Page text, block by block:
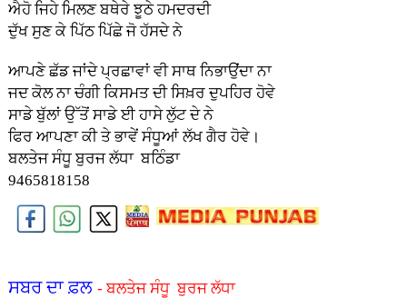
ਐਹੋ ਜਿਹੇ ਮਿਲਣ ਬਥੇਰੇ ਝੂਠੇ ਹਮਦਰਦੀ
ਦੁੱਖ ਸੁਣ ਕੇ ਪਿੱਠ ਪਿੱਛੇ ਜੋ ਹੱਸਦੇ ਨੇ
ਆਪਣੇ ਛੱਡ ਜਾਂਦੇ ਪ੍ਰਛਾਵਾਂ ਵੀ ਸਾਥ ਨਿਭਾਉਂਦਾ ਨਾ
ਜਦ ਕੋਲ ਨਾ ਚੰਗੀ ਕਿਸਮਤ ਦੀ ਸਿਖ਼ਰ ਦੁਪਹਿਰ ਹੋਵੇ
ਸਾਡੇ ਬੁੱਲਾਂ ਉੱਤੋਂ ਸਾਡੇ ਈ ਹਾਸੇ ਲੁੱਟ ਦੇ ਨੇ
ਫਿਰ ਆਪਣਾ ਕੀ ਤੇ ਭਾਵੇਂ ਸੰਧੂਆਂ ਲੱਖ ਗੈਰ ਹੋਵੇ।
ਬਲਤੇਜ ਸੰਧੂ ਬੁਰਜ ਲੱਧਾ ਬਠਿੰਡਾ
9465818158
ਸਬਰ ਦਾ ਫ਼ਲ - ਬਲਤੇਜ ਸੰਧੂ ਬੁਰਜ ਲੱਧਾ